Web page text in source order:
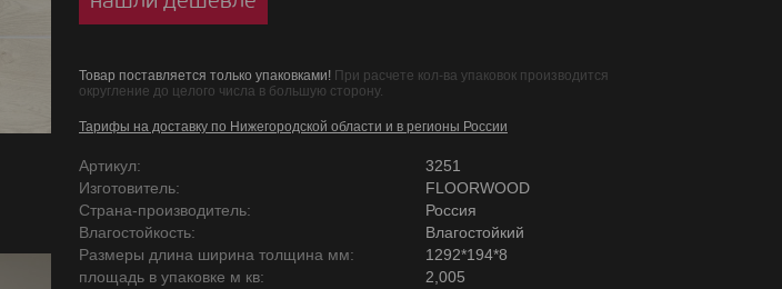
Товар поставляется только упаковками! При расчете кол-ва упаковок производится
округление до целого числа в большую сторону.
Тарифы на доставку по Нижегородской области и в регионы России
Артикул:
3251
Изготовитель:
FLOORWOOD
Страна-производитель:
Россия
Влагостойкость:
Влагостойкий
Размеры длина ширина толщина мм:
1292*194*8
площадь в упаковке м кв:
2,005